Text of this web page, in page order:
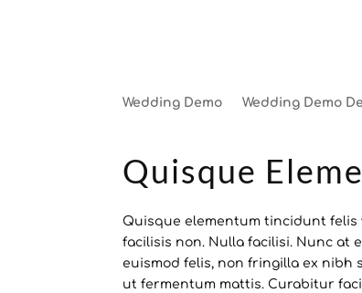
Wedding Demo Wedding Demo
Quisque
Quisque elementum tincidunt felis
facilisis non. Nulla facilisi. Nunc at
euismod felis, non fringilla ex nibh
ut fermentum mattis. Curabitur